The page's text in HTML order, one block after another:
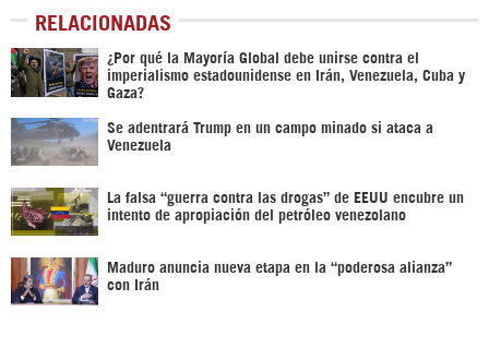
RELACIONADAS
¿Por qué la Mayoría Global debe unirse contra el
imperialismo estadounidense en Irán, Venezuela, Cuba y
Gaza?
Se adentrará Trump en un campo minado si ataca a
Venezuela
La falsa “guerra contra las drogas” de EEUU encubre un
intento de apropiación del petróleo venezolano
Maduro anuncia nueva etapa en la “poderosa alianza”
con Irán